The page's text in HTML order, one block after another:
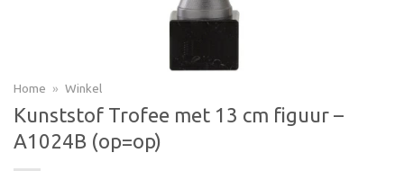
Home » Winkel
Kunststof Trofee met 13 cm figuur –
A1024B (op=op)